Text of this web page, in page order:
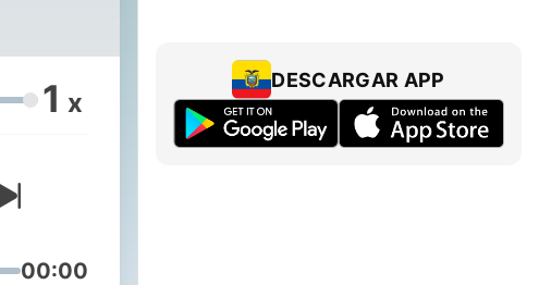
1 x
00:00
DESCARGAR APP